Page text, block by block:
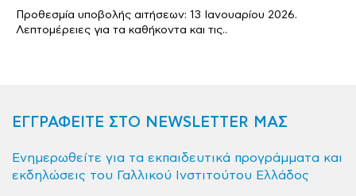
Προθεσμία υποβολής αιτήσεων: 13 Ιανουαρίου 2026.
Λεπτομέρειες για τα καθήκοντα και τις..
ΕΓΓΡΑΦΕΙΤΕ ΣΤΟ NEWSLETTER ΜΑΣ
Ενημερωθείτε για τα εκπαιδευτικά προγράμματα και
εκδηλώσεις του Γαλλικού Ινστιτούτου Ελλάδος